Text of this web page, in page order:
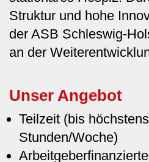
Struktur und hohe
der ASB Schleswig-
an der
Unser Angebot
Teilzeit (bis
Stunden/Woche)